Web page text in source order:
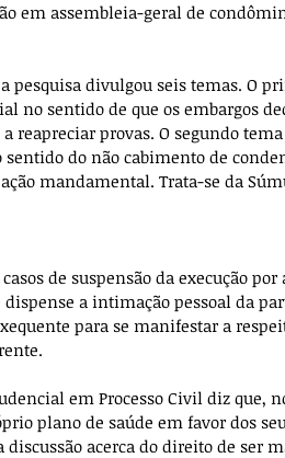
em assembleia-geral de
pesquisa divulgou seis temas. O
no sentido de que os embargos
reapreciar provas. O segundo
do não cabimento de
mandamental. Trata-se da
de suspensão da execução
a intimação pessoal da
para se manifestar a
em Processo Civil diz que,
plano de saúde em favor dos
discussão acerca do direito de ser